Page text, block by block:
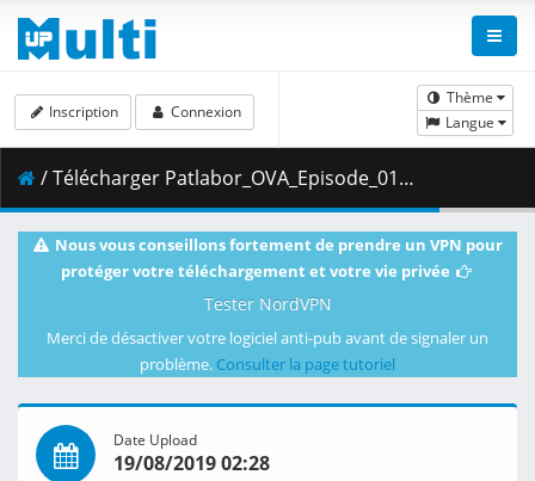
Thème
Langue
Inscription Connexion
/ Télécharger Patlabor_OVA_Episode_01__Player_Edition___x264_AC3_.mp4.004 ( 485.93 MB )
Nous vous conseillons fortement de prendre un VPN pour
protéger votre téléchargement et votre vie privée
Tester NordVPN
Merci de désactiver votre logiciel anti-pub avant de signaler un
problème. Consulter la page tutoriel
Date Upload
19/08/2019 02:28